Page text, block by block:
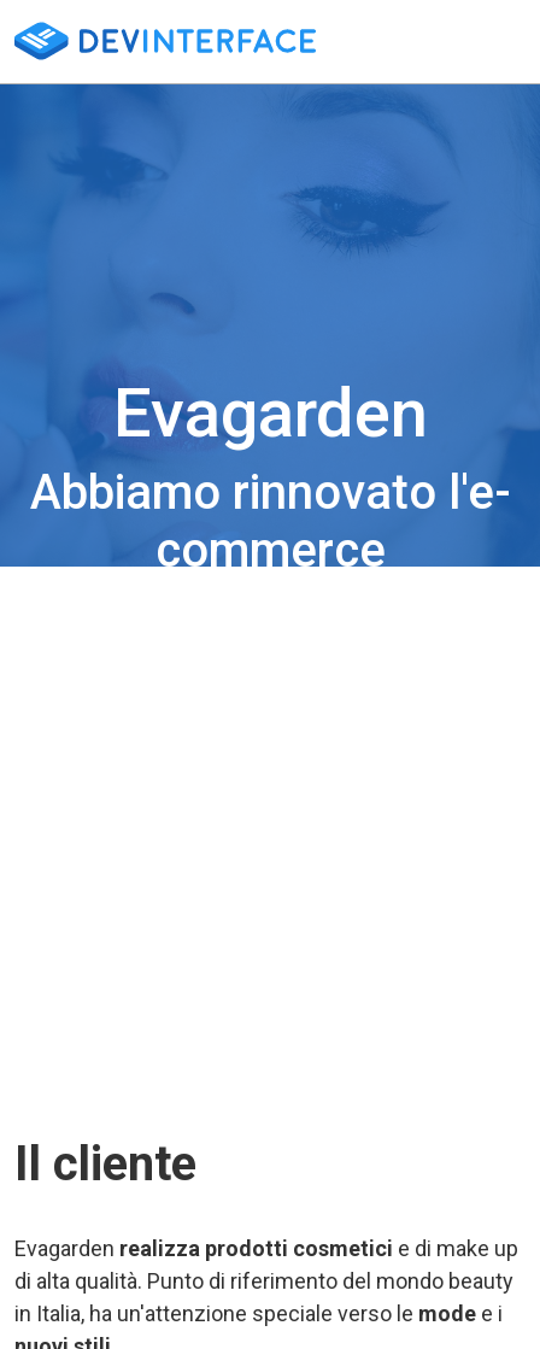
Evagarden
Abbiamo rinnovato l'e-
commerce
Il cliente
Evagarden realizza prodotti cosmetici e di make up
di alta qualità. Punto di riferimento del mondo beauty
in Italia, ha un'attenzione speciale verso le mode e i